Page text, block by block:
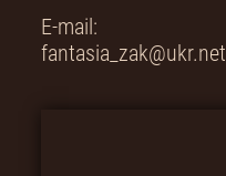
E-mail:
fantasia_zak@ukr.net